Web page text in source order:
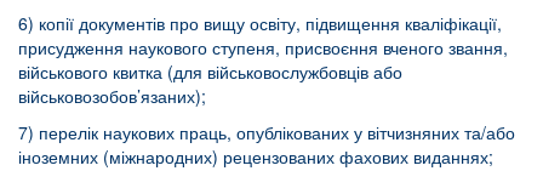
6) копії документів про вищу освіту, підвищення кваліфікації,
присудження наукового ступеня, присвоєння вченого звання,
військового квитка (для військовослужбовців або
військовозобов’язаних);
7) перелік наукових праць, опублікованих у вітчизняних та/або
іноземних (міжнародних) рецензованих фахових виданнях;